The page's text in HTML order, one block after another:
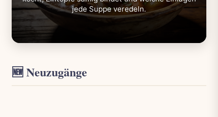
jede Suppe veredeln.
🆕 Neuzugänge